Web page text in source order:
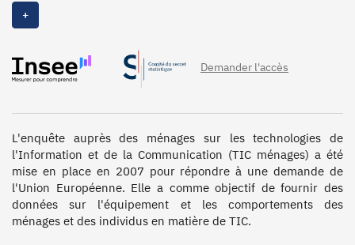
2015, 2014, 2013, 2012, 2011, 2010, 2009, 2008, 2007
+
Demander l'accès
L'enquête auprès des ménages sur les technologies de
l'Information et de la Communication (TIC ménages) a été
mise en place en 2007 pour répondre à une demande de
l'Union Européenne. Elle a comme objectif de fournir des
données sur l'équipement et les comportements des
ménages et des individus en matière de TIC.